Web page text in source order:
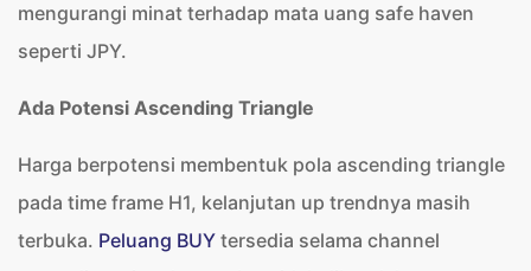
mengurangi minat terhadap mata uang safe haven
seperti JPY.
Ada Potensi Ascending Triangle
Harga berpotensi membentuk pola ascending triangle
pada time frame H1, kelanjutan up trendnya masih
terbuka. Peluang BUY tersedia selama channel